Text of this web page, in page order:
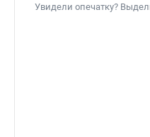
Увидели опечатку?